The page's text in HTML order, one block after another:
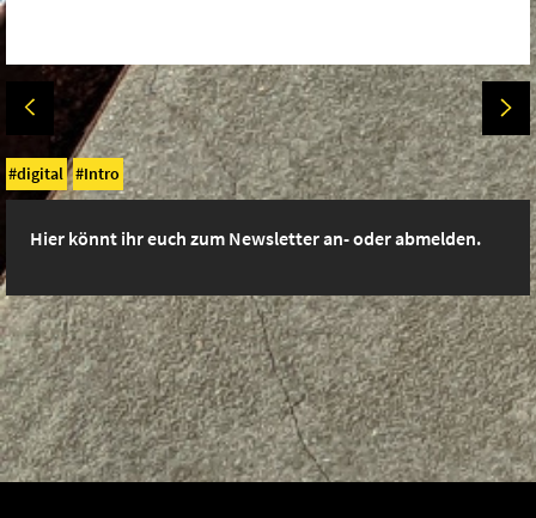
digital Intro
Hier könnt ihr euch zum Newsletter an- oder abmelden.